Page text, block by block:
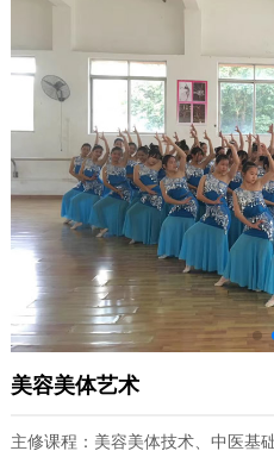
美容美体艺术
主修课程：美容美体技术、中医基